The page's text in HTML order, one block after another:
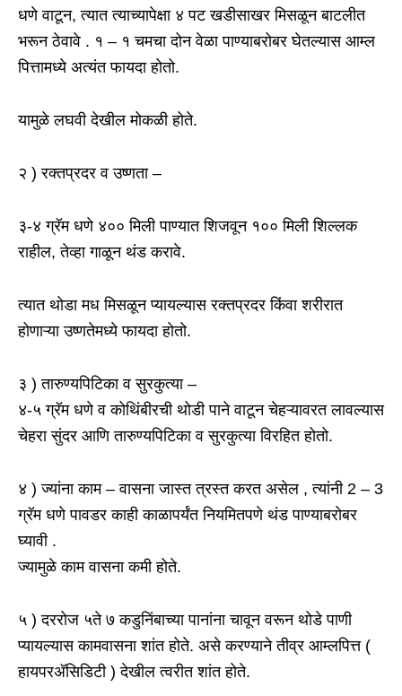
धणे वाटून, त्यात त्याच्यापेक्षा ४ पट खडीसाखर मिसळून बाटलीत
भरून ठेवावे . १ – १ चमचा दोन वेळा पाण्याबरोबर घेतल्यास आम्ल
पित्तामध्ये अत्यंत फायदा होतो.
यामुळे लघवी देखील मोकळी होते.
२ ) रक्तप्रदर व उष्णता –
३-४ ग्रॅम धणे ४०० मिली पाण्यात शिजवून १०० मिली शिल्लक
राहील, तेव्हा गाळून थंड करावे.
त्यात थोडा मध मिसळून प्यायल्यास रक्तप्रदर किंवा शरीरात
होणाऱ्या उष्णतेमध्ये फायदा होतो.
३ ) तारुण्यपिटिका व सुरकुत्या –
४-५ ग्रॅम धणे व कोथिंबीरची थोडी पाने वाटून चेहऱ्यावरत लावल्यास
चेहरा सुंदर आणि तारुण्यपिटिका व सुरकुत्या विरहित होतो.
४ ) ज्यांना काम – वासना जास्त त्रस्त करत असेल , त्यांनी 2 – 3
ग्रॅम धणे पावडर काही काळापर्यंत नियमितपणे थंड पाण्याबरोबर
घ्यावी .
ज्यामुळे काम वासना कमी होते.
५ ) दररोज ५ते ७ कडुनिंबाच्या पानांना चावून वरून थोडे पाणी
प्यायल्यास कामवासना शांत होते. असे करण्याने तीव्र आम्लपित्त (
हायपरअ‍ॅसिडिटी ) देखील त्वरीत शांत होते.